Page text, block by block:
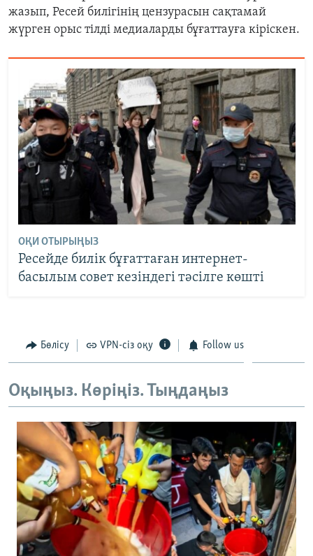
жазып, Ресей билігінің цензурасын сақтамай
жүрген орыс тілді медиаларды бұғаттауға кіріскен.
ОҚИ ОТЫРЫҢЫЗ
Ресейде билік бұғаттаған интернет-
басылым совет кезіндегі тәсілге көшті
Бөлісу VPN-сіз оқу Follow us
Оқыңыз. Көріңіз. Тыңдаңыз